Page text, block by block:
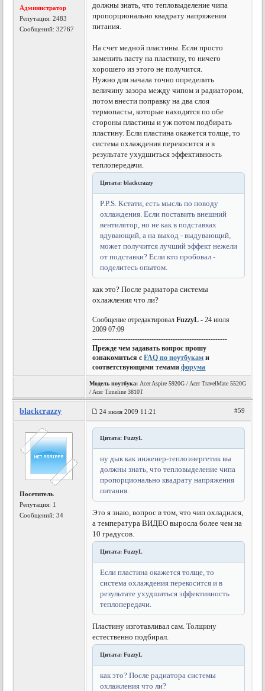
Администратор
Репутация:2483
Сообщений: 32767
должны знать, что тепловыделение чипа
пропорционально квадрату напряжения
питания.
На счет медной пластины. Если просто
заменить пасту на пластину, то ничего
хорошего из этого не получится.
Нужно для начала точно определить
величину зазора между чипом и радиатором,
потом внести поправку на два слоя
термопасты, которые находятся по обе
стороны пластины и уж потом подбирать
пластину. Если пластина окажется толще, то
система охлаждения перекосится и в
результате ухудшиться эффективность
теплопередачи.
Цитата: blackcrazzy
P.P.S. Кстати, есть мысль по поводу
охлаждения. Если поставить внешний
вентилятор, но не как в подставках
вдувающий, а на выход - выдувающий,
может получится лучший эффект нежели
от подставки? Если кто пробовал -
поделитесь опытом.
как это? После радиатора системы
охлажления что ли?
Сообщение отредактировалFuzzyL - 24 июля
2009 07:09
---------------------------------------------------------
Прежде чем задавать вопрос прошу
ознакомиться сFAQ по ноутбукам и
соответствующими темамифорума
Модель ноутбука: Acer Aspire 5920G / Acer TravelMate 5520G
/ Acer Timeline 3810T
blackcrazzy 24 июля 2009 11:21 #59
Посетитель
Репутация: 1
Сообщений: 34
Цитата: FuzzyL
ну дык как инженер-теплоэнергетик вы
должны знать, что тепловыделение чипа
пропорционально квадрату напряжения
питания.
Это я знаю, вопрос в том, что чип охладился,
а температура ВИДЕО выросла более чем на
10 градусов.
Цитата: FuzzyL
Если пластина окажется толще, то
система охлаждения перекосится и в
результате ухудшиться эффективность
теплопередачи.
Пластину изготавливал сам. Толщину
естественно подбирал.
Цитата: FuzzyL
как это? После радиатора системы
охлажления что ли?